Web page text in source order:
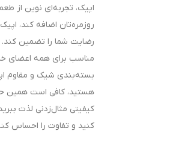
اپیک، تجربه‌ای نوین از
روزمره‌تان اضافه کند،
رضایت شما را تضمین کند.
مناسب برای همه اعضای
بسته‌بندی شیک و مقاوم
هستید، کافی است همین
کیفیتی مثال‌زدنی لذت
کنید و تفاوت را احساس